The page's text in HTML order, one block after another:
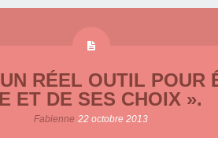
RÉEL OUTIL POUR
ET DE SES CHOIX ».
Fabienne 22 octobre 2013